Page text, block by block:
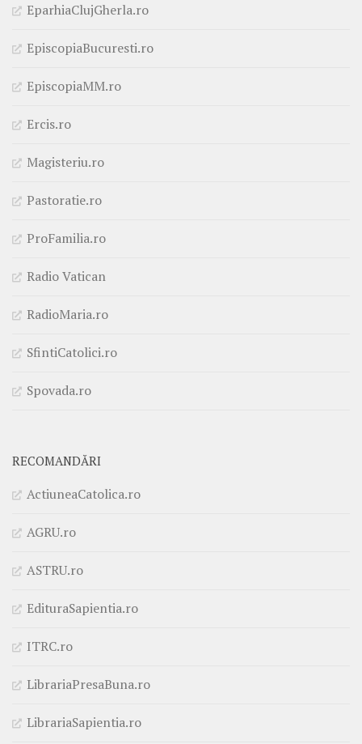
EparhiaClujGherla.ro
EpiscopiaBucuresti.ro
EpiscopiaMM.ro
Ercis.ro
Magisteriu.ro
Pastoratie.ro
ProFamilia.ro
Radio Vatican
RadioMaria.ro
SfintiCatolici.ro
Spovada.ro
RECOMANDĂRI
ActiuneaCatolica.ro
AGRU.ro
ASTRU.ro
EdituraSapientia.ro
ITRC.ro
LibrariaPresaBuna.ro
LibrariaSapientia.ro